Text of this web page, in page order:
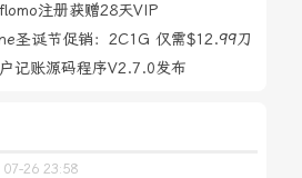
注册获赠28天VIP
圣诞节促销：2C1G 仅需$12.99刀
记账源码程序V2.7.0发布
07-26 23:58